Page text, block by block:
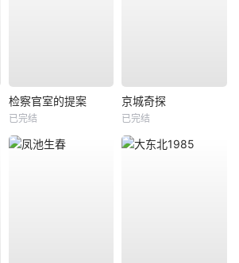
检察官室的提案
已完结
京城奇探
已完结